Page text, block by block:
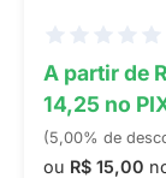
A partir de
14,25 no
(5,00% de
ou R$ 15,00